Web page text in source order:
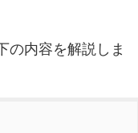
の内容を解説しま